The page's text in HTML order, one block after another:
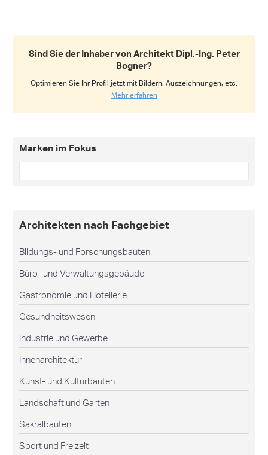
Sind Sie der Inhaber von Architekt Dipl.-Ing. Peter
Bogner?
Optimieren Sie Ihr Profil jetzt mit Bildern, Auszeichnungen, etc.
Mehr erfahren
Marken im Fokus
Architekten nach Fachgebiet
Bildungs- und Forschungsbauten
Büro- und Verwaltungsgebäude
Gastronomie und Hotellerie
Gesundheitswesen
Industrie und Gewerbe
Innenarchitektur
Kunst- und Kulturbauten
Landschaft und Garten
Sakralbauten
Sport und Freizeit